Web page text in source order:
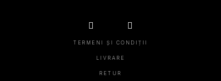
TERMENI ȘI CONDIȚII
LIVRARE
RETUR